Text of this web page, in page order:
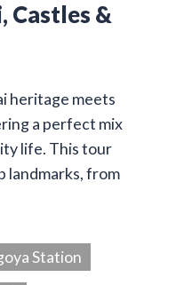
Castles &
heritage meets
a perfect mix
life. This tour
landmarks, from
Station